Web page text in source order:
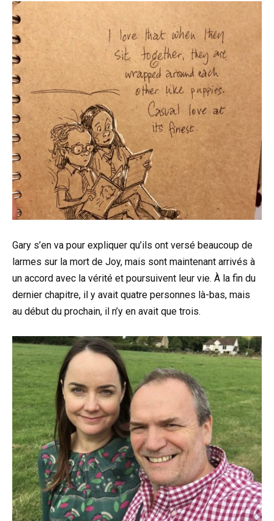
Gary s’en va pour expliquer qu’ils ont versé beaucoup de
larmes sur la mort de Joy, mais sont maintenant arrivés à
un accord avec la vérité et poursuivent leur vie. À la fin du
dernier chapitre, il y avait quatre personnes là-bas, mais
au début du prochain, il n’y en avait que trois.